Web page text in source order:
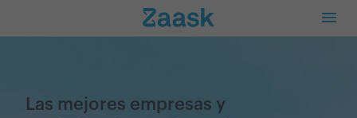
Las mejores empresas y